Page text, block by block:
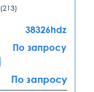
(213)
38326hdz
По запросу
По запросу